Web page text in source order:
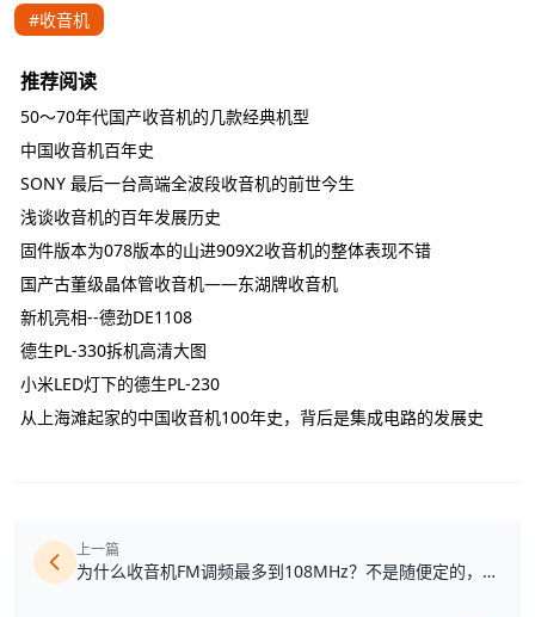
#收音机
推荐阅读
50～70年代国产收音机的几款经典机型
中国收音机百年史
SONY 最后一台高端全波段收音机的前世今生
浅谈收音机的百年发展历史
固件版本为078版本的山进909X2收音机的整体表现不错
国产古董级晶体管收音机——东湖牌收音机
新机亮相--德劲DE1108
德生PL-330拆机高清大图
小米LED灯下的德生PL-230
从上海滩起家的中国收音机100年史，背后是集成电路的发展史
上一篇
为什么收音机FM调频最多到108MHz？不是随便定的，而